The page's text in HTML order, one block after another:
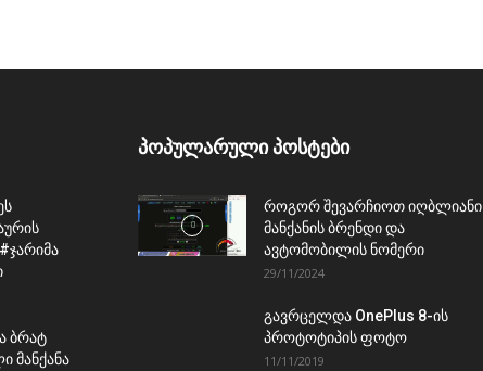
ბრატ
მანქანა
პოპულარული პოსტები
როგორ შევარჩიოთ იღბლიანი
მანქანის ბრენდი და
ავტომობილის ნომერი
29/11/2024
გავრცელდა OnePlus 8-ის
პროტოტიპის ფოტო
11/11/2019